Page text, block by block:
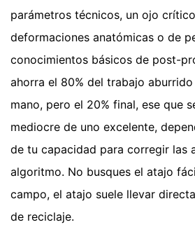
parámetros técnicos, un ojo
deformaciones anatómicas o de
conocimientos básicos de post-
ahorra el 80% del trabajo
mano, pero el 20% final, ese que
mediocre de uno excelente,
de tu capacidad para corregir las
algoritmo. No busques el atajo
campo, el atajo suele llevar
de reciclaje.